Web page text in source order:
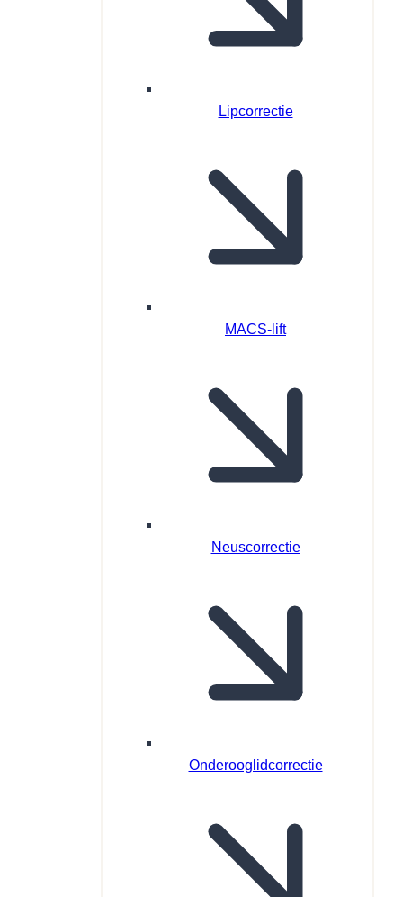
Lipcorrectie
MACS-lift
Neuscorrectie
Onderooglidcorrectie